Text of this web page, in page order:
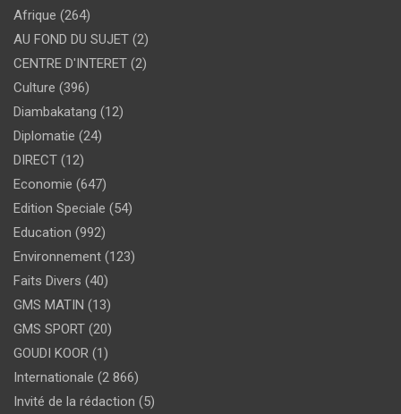
Afrique (264)
AU FOND DU SUJET (2)
CENTRE D'INTERET (2)
Culture (396)
Diambakatang (12)
Diplomatie (24)
DIRECT (12)
Economie (647)
Edition Speciale (54)
Education (992)
Environnement (123)
Faits Divers (40)
GMS MATIN (13)
GMS SPORT (20)
GOUDI KOOR (1)
Internationale (2 866)
Invité de la rédaction (5)